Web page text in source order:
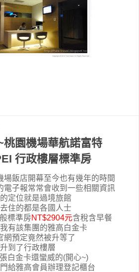
園機場華航諾富特
行政樓層標準房
場飯店開幕至今也有幾年的時間
電子報常常會收到一些相關資訊
定位就是過境旅館
住的都是各國人士
標準房NT$2904元含稅含早餐
有該集團的雅高白金卡
網預定竟然被升等了
升到了行政樓層
白金卡還蠻威的(開心~)
給雅高會員辦理登記櫃台